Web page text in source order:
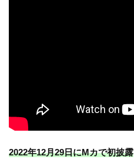
2022年12月29日にMカで初披露